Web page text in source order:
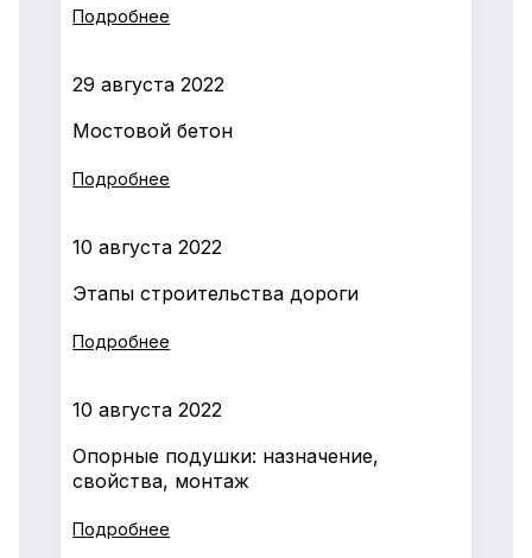
Подробнее
29 августа 2022
Мостовой бетон
Подробнее
10 августа 2022
Этапы строительства дороги
Подробнее
10 августа 2022
Опорные подушки: назначение,
свойства, монтаж
Подробнее